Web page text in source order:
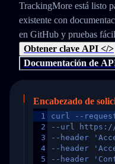
TrackingMore está listo
existente con
en GitHub y pruebas
Obtener clave API </>
Documentación de
Encabezado de
1
2
3
4
5
curl --request
--url https://
--header
--header
--header